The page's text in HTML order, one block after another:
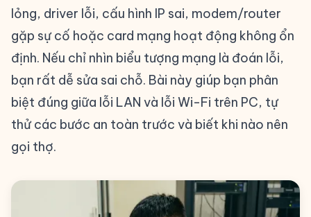
lỏng, driver lỗi, cấu hình IP sai, modem/router
gặp sự cố hoặc card mạng hoạt động không ổn
định. Nếu chỉ nhìn biểu tượng mạng là đoán lỗi,
bạn rất dễ sửa sai chỗ. Bài này giúp bạn phân
biệt đúng giữa lỗi LAN và lỗi Wi-Fi trên PC, tự
thử các bước an toàn trước và biết khi nào nên
gọi thợ.